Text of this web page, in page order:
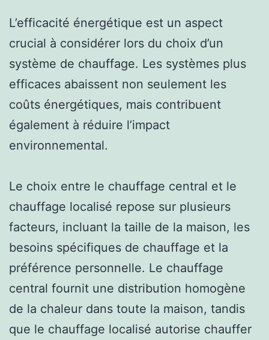
L’efficacité énergétique est un aspect
crucial à considérer lors du choix d’un
système de chauffage. Les systèmes plus
efficaces abaissent non seulement les
coûts énergétiques, mais contribuent
également à réduire l’impact
environnemental.
Le choix entre le chauffage central et le
chauffage localisé repose sur plusieurs
facteurs, incluant la taille de la maison, les
besoins spécifiques de chauffage et la
préférence personnelle. Le chauffage
central fournit une distribution homogène
de la chaleur dans toute la maison, tandis
que le chauffage localisé autorise chauffer